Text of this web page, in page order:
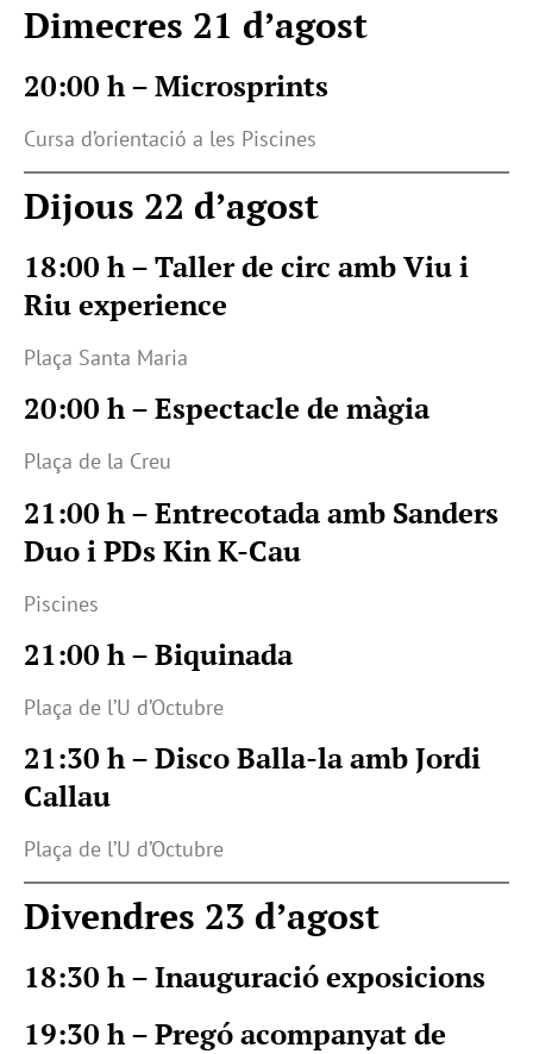
Dimecres 21 d’agost
20:00 h – Microsprints
Cursa d’orientació a les Piscines
Dijous 22 d’agost
18:00 h – Taller de circ amb Viu i
Riu experience
Plaça Santa Maria
20:00 h – Espectacle de màgia
Plaça de la Creu
21:00 h – Entrecotada amb Sanders
Duo i PDs Kin K-Cau
Piscines
21:00 h – Biquinada
Plaça de l’U d’Octubre
21:30 h – Disco Balla-la amb Jordi
Callau
Plaça de l’U d’Octubre
Divendres 23 d’agost
18:30 h – Inauguració exposicions
19:30 h – Pregó acompanyat de